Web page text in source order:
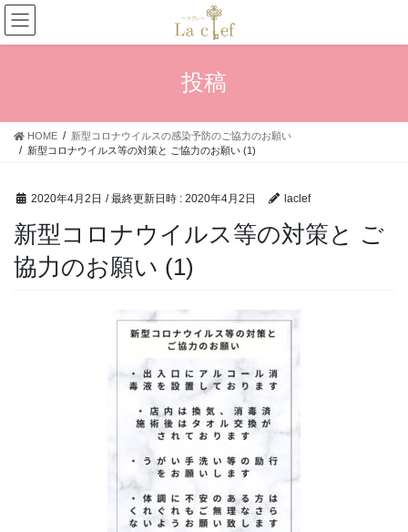
コ
ン
テ
ス
ナ
ビ
ゲ
ン
投稿
HOME
新型コロナウイルスの感染予防のご協力のお願い
新型コロナウイルス等の対策と ご協力のお願い (1)
2020年4月2日 / 最終更新日時 : 2020年4月2日 laclef
新型コロナウイルス等の対策と ご
協力のお願い (1)